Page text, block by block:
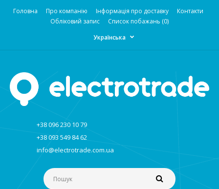
Головна Про компанію Інформація про доставку
Контакти
Обліковий запис
Список побажань (0)
Українська
+38 096 230 10 79
+38 093 549 84 62
info@electrotrade.com.ua